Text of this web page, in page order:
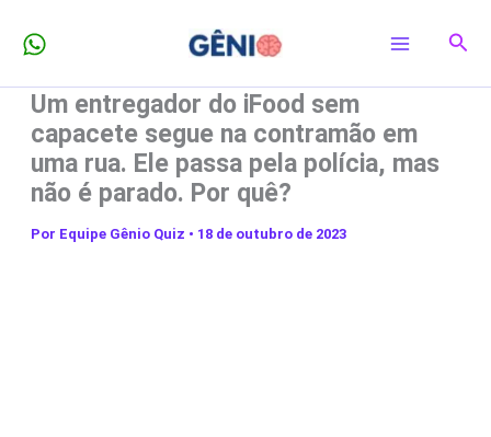
para
conteúdo
Um entregador do iFood sem
capacete segue na contramão em
uma rua. Ele passa pela polícia, mas
não é parado. Por quê?
Por Equipe Gênio Quiz • 18 de outubro de 2023